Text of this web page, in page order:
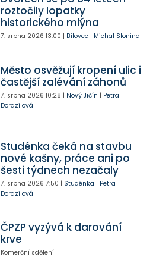
roztočily lopatky
historického mlýna
7. srpna 2026 13:00 | Bílovec| Michal Slonina
Město osvěžují kropení ulic i
častější zalévání záhonů
7. srpna 2026 10:28 | Nový Jičín | Petra
Dorazilová
Studénka čeká na stavbu
nové kašny, práce ani po
šesti týdnech nezačaly
7. srpna 2026 7:50 | Studénka | Petra
Dorazilová
ČPZP vyzývá k darování
krve
Komerční sdělení